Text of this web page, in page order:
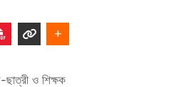
ছাত্রী ও শিক্ষক